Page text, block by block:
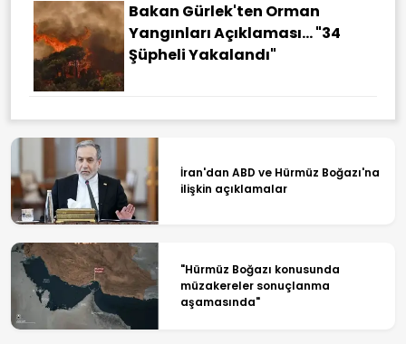
Bakan Gürlek'ten Orman
Yangınları Açıklaması... "34
Şüpheli Yakalandı"
İran'dan ABD ve Hürmüz Boğazı'na
ilişkin açıklamalar
"Hürmüz Boğazı konusunda
müzakereler sonuçlanma
aşamasında"